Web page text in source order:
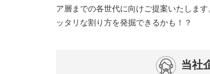
ア層までの各世代に向けご提案いたしま
ッタリな割り方を発掘できるかも！？
当社